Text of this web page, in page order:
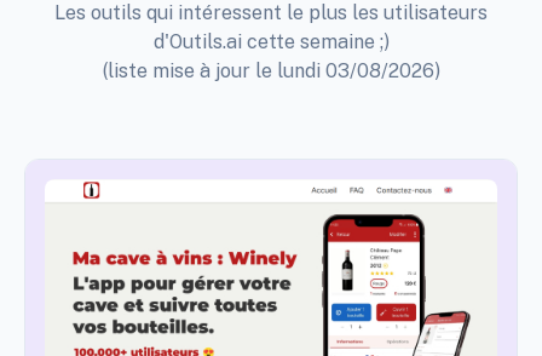
Les outils qui intéressent le plus les utilisateurs
d'Outils.ai cette semaine ;)
(liste mise à jour le lundi 03/08/2026)